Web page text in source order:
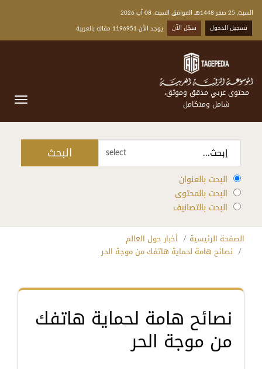
السبت, 25 صفر 1448هـ الموافق السبت, 08 آب 2026
تسجيل الدخول
سجّل الآن يوجد الآن 1196951 مقالة بالعربية
محتوى عربي مدقق وموثق،
شامل ومتكامل
select البحث
البحث بالعنوان
البحث بالمحتوى
البحث بالتصانيف
الصفحة الرئيسية
أخبار حول العالم
نصائح هامة لحماية هاتفك من موجة الحر
نصائح هامة لحماية هاتفك
من موجة الحر